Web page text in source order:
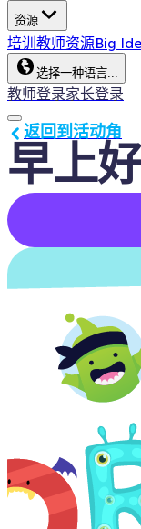
资源
培训 教师资源Big
选择一种语言...
教师登录家长登录
早上
返回到活动角